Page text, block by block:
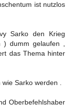
ist nutzlos
Sarko den Krieg
) dumm gelaufen ,
das Thema hinter
Sarko werden .
Oberbefehlshaber